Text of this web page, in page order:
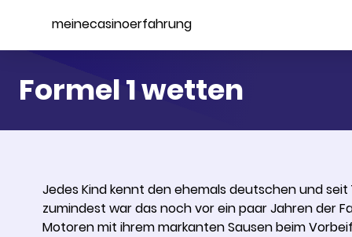
meinecasinoerfahrungHome
Formel 1 wetten
Jedes Kind kennt den ehemals deutschen und
zumindest war das noch vor ein paar Jahren der
Motoren mit ihrem markanten Sausen beim